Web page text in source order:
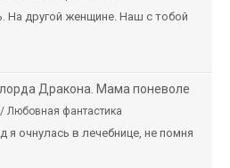
На другой женщине. Наш с тобой
Дракона. Мама поневоле
Любовная фантастика
я очнулась в лечебнице, не помня